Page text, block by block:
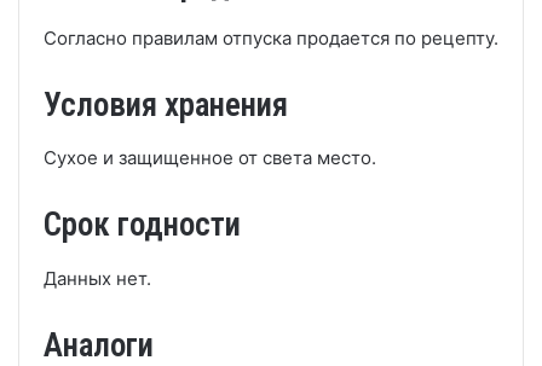
Согласно правилам отпуска продается по рецепту.
Условия хранения
Сухое и защищенное от света место.
Срок годности
Данных нет.
Аналоги